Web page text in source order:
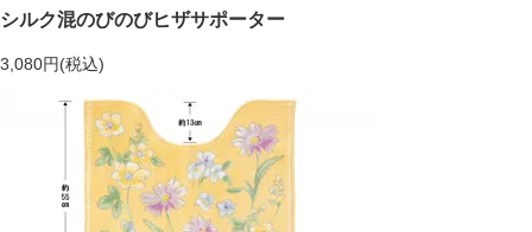
シルク混のびのびヒザサポーター
3,080円(税込)